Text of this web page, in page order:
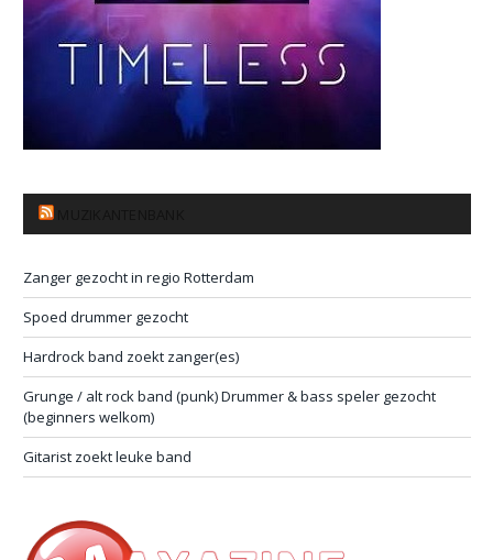
Zanger gezocht in regio Rotterdam
Spoed drummer gezocht
Hardrock band zoekt zanger(es)
Grunge / alt rock band (punk) Drummer & bass speler gezocht
(beginners welkom)
Gitarist zoekt leuke band